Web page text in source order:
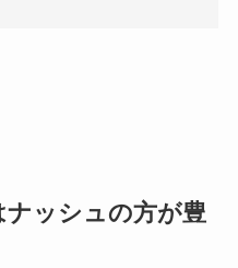
ッシュの方が豊